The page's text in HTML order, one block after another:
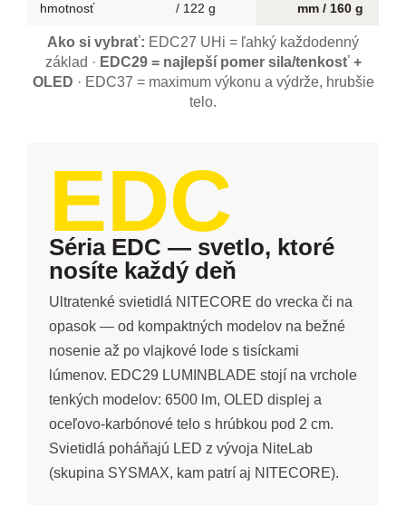
hmotnosť
/ 122 g
mm / 160 g
Ako si vybrať: EDC27 UHi = ľahký každodenný
základ · EDC29 = najlepší pomer sila/tenkosť +
OLED · EDC37 = maximum výkonu a výdrže, hrubšie
telo.
EDC
Séria EDC — svetlo, ktoré
nosíte každý deň
Ultratenké svietidlá NITECORE do vrecka či na
opasok — od kompaktných modelov na bežné
nosenie až po vlajkové lode s tisíckami
lúmenov. EDC29 LUMINBLADE stojí na vrchole
tenkých modelov: 6500 lm, OLED displej a
oceľovo-karbónové telo s hrúbkou pod 2 cm.
Svietidlá poháňajú LED z vývoja NiteLab
(skupina SYSMAX, kam patrí aj NITECORE).